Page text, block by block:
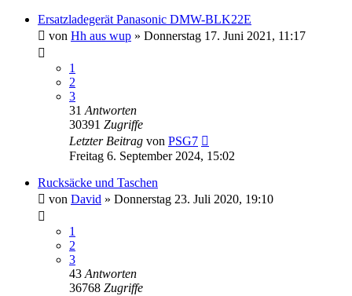
Ersatzladegerät Panasonic DMW-BLK22E
von Hh aus wup » Donnerstag 17. Juni 2021, 11:17
1
2
3
31 Antworten
30391 Zugriffe
Letzter Beitrag von PSG7
Freitag 6. September 2024, 15:02
Rucksäcke und Taschen
von David » Donnerstag 23. Juli 2020, 19:10
1
2
3
43 Antworten
36768 Zugriffe